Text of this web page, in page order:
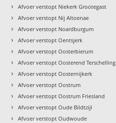
› Afvoer verstopt Niekerk Grootegast
› Afvoer verstopt Nij Altoenae
› Afvoer verstopt Noardburgum
› Afvoer verstopt Oentsjerk
› Afvoer verstopt Oosterbierum
› Afvoer verstopt Oosterend Terschelling
› Afvoer verstopt Oosternijkerk
› Afvoer verstopt Oostrum
› Afvoer verstopt Oostrum Friesland
› Afvoer verstopt Oude Bildtzijl
› Afvoer verstopt Oudwoude